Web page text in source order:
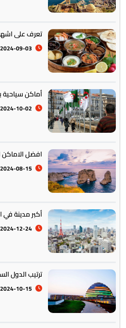
تخطيط الرحلات والتنقل
تعرف على اشهر
2024-09-03
أماكن سياحية
2024-10-02
افضل الاماكن
2024-08-15
أكبر مدينة في
2024-12-24
ترتيب الدول
2024-10-15